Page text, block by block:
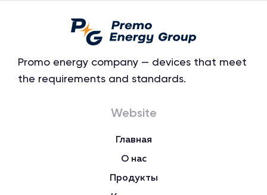
Promo energy company — devices that meet
the requirements and standards.
Website
Главная
О нас
Продукты